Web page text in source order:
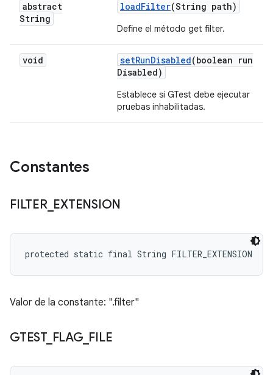
abstract
String
loadFilter(String path)
Define el método get filter.
void setRunDisabled(boolean run
Disabled)
Establece si GTest debe ejecutar
pruebas inhabilitadas.
Constantes
FILTER_ EXTENSION
protected static final String FILTER_EXTENSION
Valor de la constante: ".filter"
GTEST_ FLAG_ FILE